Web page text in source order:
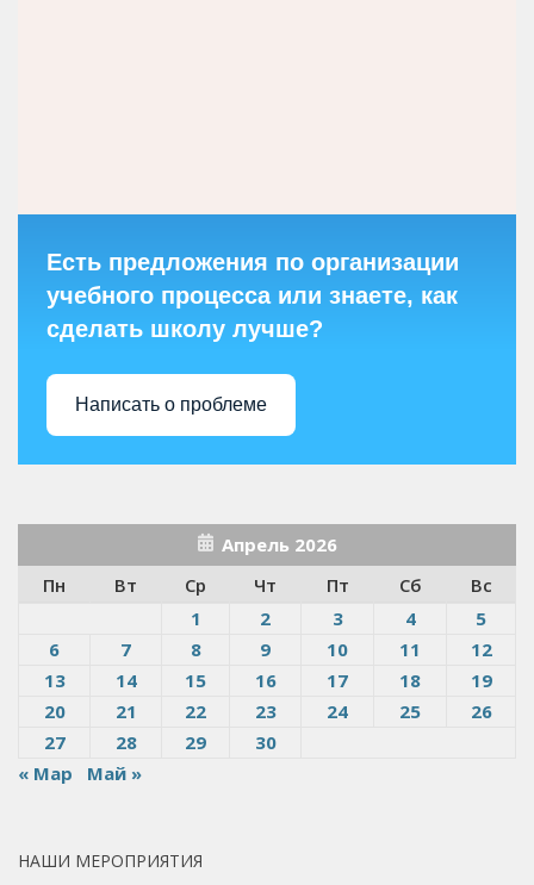
Есть предложения по организации
учебного процесса или знаете, как
сделать школу лучше?
Написать о проблеме
Апрель 2026
Пн
Вт Ср Чт Пт Сб
Вс
1
2 3 4
5
6
7 8 9 10 11
12
13
14 15 16 17 18
19
20
21 22 23 24 25
26
27
28 29
30
« Мар
Май »
НАШИ МЕРОПРИЯТИЯ